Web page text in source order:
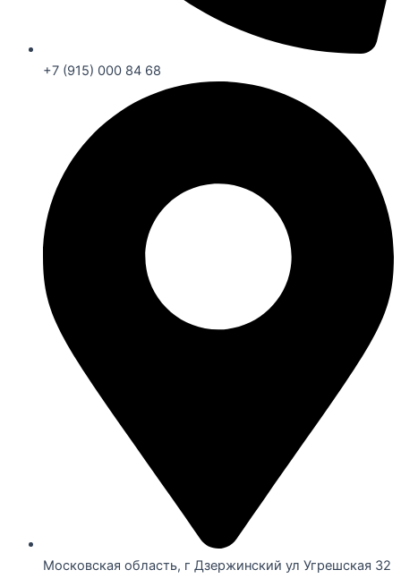
+7 (915) 000 84 68
Московская область, г Дзержинский ул Угрешская 32